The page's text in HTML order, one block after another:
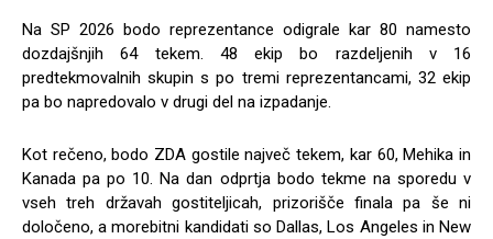
Na SP 2026 bodo reprezentance odigrale kar 80 namesto
dozdajšnjih 64 tekem. 48 ekip bo razdeljenih v 16
predtekmovalnih skupin s po tremi reprezentancami, 32 ekip
pa bo napredovalo v drugi del na izpadanje.
Kot rečeno, bodo ZDA gostile največ tekem, kar 60, Mehika in
Kanada pa po 10. Na dan odprtja bodo tekme na sporedu v
vseh treh državah gostiteljicah, prizorišče finala pa še ni
določeno, a morebitni kandidati so Dallas, Los Angeles in New